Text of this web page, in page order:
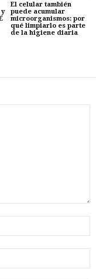
El celular también
puede acumular
microorganismos: por
qué limpiarlo es parte
de la higiene diaria